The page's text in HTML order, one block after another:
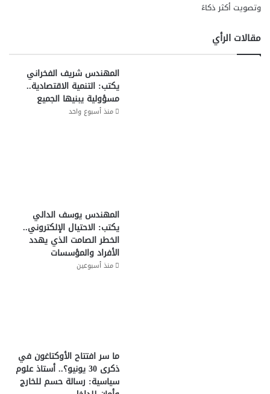
مقالات الرأي
المهندس شريف الفخراني
يكتب: التنمية الاقتصادية..
مسؤولية يبنيها الجميع
منذ أسبوع واحد
المهندس يوسف الدالي
يكتب: الاحتيال الإلكتروني..
الخطر الصامت الذي يهدد
الأفراد والمؤسسات
منذ أسبوعين
ما سر افتتاح الأوكتاغون في
ذكرى 30 يونيو؟.. أستاذ علوم
سياسية: رسالة حسم للخارج